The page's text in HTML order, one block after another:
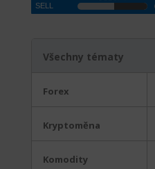
Všechny tématy
Forex
Kryptoměna
Komodity